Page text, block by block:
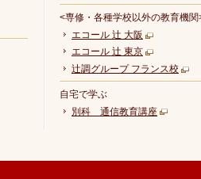
<専修・各種学校以外の教育機関
エコール 辻 大阪
エコール 辻 東京
辻調グループ フランス校
自宅で学ぶ
別科 通信教育講座